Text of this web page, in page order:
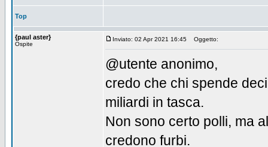
Top
{paul aster}
Ospite
Inviato: 02 Apr 2021 16:45 Oggetto:
@utente anonimo,
credo che chi spende
miliardi in tasca.
Non sono certo polli, ma
credono furbi.